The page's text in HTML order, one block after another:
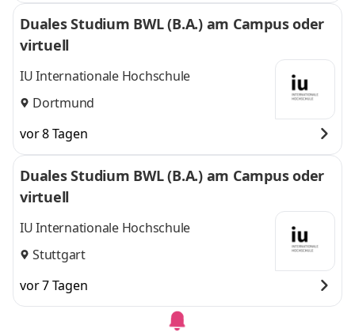
Duales Studium BWL (B.A.) am Campus oder
virtuell
IU Internationale Hochschule
Dortmund
vor 8 Tagen
Duales Studium BWL (B.A.) am Campus oder
virtuell
IU Internationale Hochschule
Stuttgart
vor 7 Tagen